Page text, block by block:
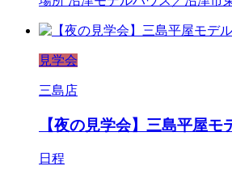
見学会
三島店
【夜の見学会】三島平屋モ
日程